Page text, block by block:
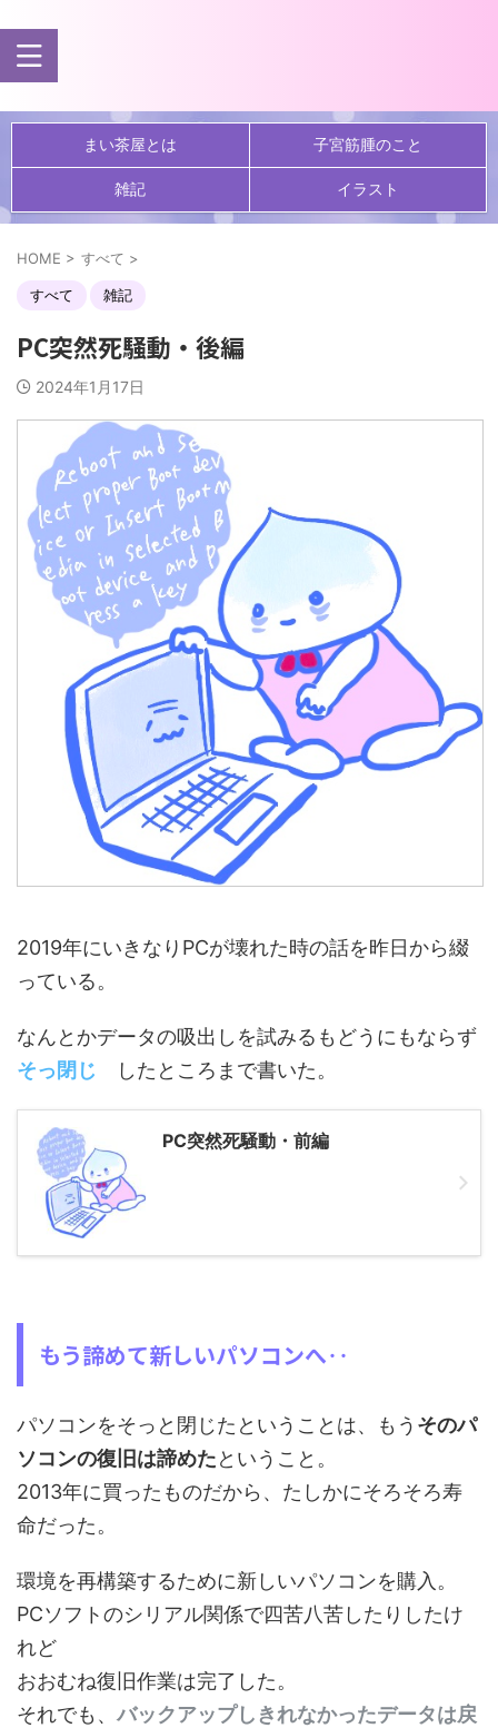
まい茶屋とは 子宮筋腫のこと
雑記 イラスト
HOME > すべて >
すべて 雑記
PC突然死騒動・後編
2024年1月17日
2019年にいきなりPCが壊れた時の話を昨日から綴
っている。
なんとかデータの吸出しを試みるもどうにもならず
そっ閉じ したところまで書いた。
PC突然死騒動・前編
もう諦めて新しいパソコンへ‥
パソコンをそっと閉じたということは、もう そのパ
ソコンの復旧は諦めたということ。
2013年に買ったものだから、たしかにそろそろ寿
命だった。
環境を再構築するために新しいパソコンを購入。
PCソフトのシリアル関係で四苦八苦したりしたけ
れど
おおむね復旧作業は完了した。
それでも、 バックアップしきれなかったデータは戻